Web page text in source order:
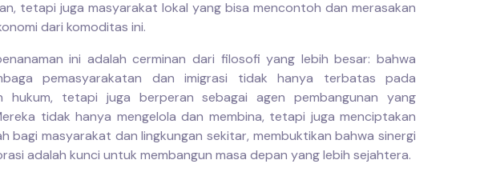
tetapi juga masyarakat lokal yang bisa mencontoh dan merasakan
dari komoditas ini.
ini adalah cerminan dari filosofi yang lebih besar: bahwa
pemasyarakatan dan imigrasi tidak hanya terbatas pada
hukum, tetapi juga berperan sebagai agen pembangunan yang
tidak hanya mengelola dan membina, tetapi juga menciptakan
bagi masyarakat dan lingkungan sekitar, membuktikan bahwa sinergi
adalah kunci untuk membangun masa depan yang lebih sejahtera.